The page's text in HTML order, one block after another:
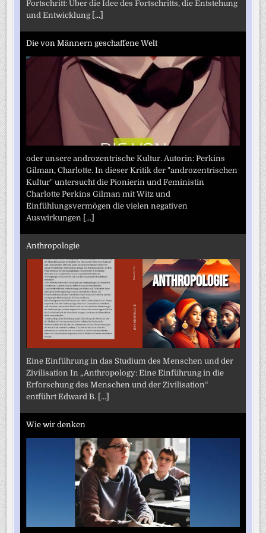
Fortschritt: Über die Idee des Fortschritts, die Entstehung
und Entwicklung [...]
Die von Männern geschaffene Welt
oder unsere androzentrische Kultur. Autorin: Perkins
Gilman, Charlotte. In dieser Kritik der "androzentrischen
Kultur" untersucht die Pionierin und Feministin
Charlotte Perkins Gilman mit Witz und
Einfühlungsvermögen die vielen negativen
Auswirkungen [...]
Anthropologie
Eine Einführung in das Studium des Menschen und der
Zivilisation In „Anthropology: Eine Einführung in die
Erforschung des Menschen und der Zivilisation“
entführt Edward B. [...]
Wie wir denken